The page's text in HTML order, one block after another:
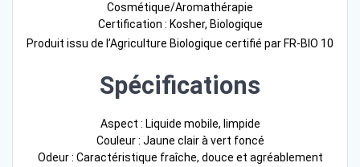
Cosmétique/Aromathérapie
Certification : Kosher, Biologique
Produit issu de l’Agriculture Biologique certifié par FR-BIO 10
Spécifications
Aspect : Liquide mobile, limpide
Couleur : Jaune clair à vert foncé
Odeur : Caractéristique fraîche, douce et agréablement